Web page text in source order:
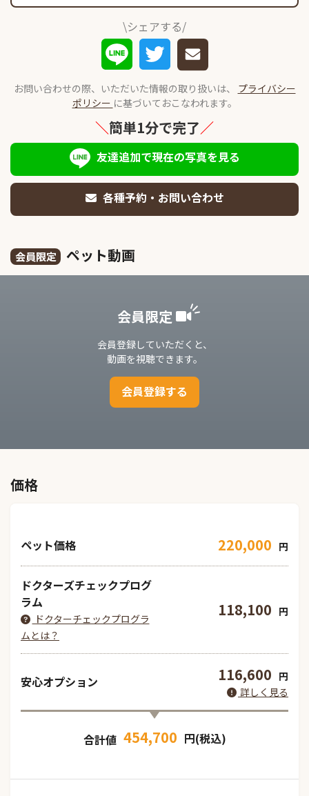
\シェアする/
お問い合わせの際、いただいた情報の取り扱いは、 プライバシー
ポリシー に基づいておこなわれます。
＼簡単1分で完了／
友達追加で現在の写真を見る
各種予約・お問い合わせ
会員限定 ペット動画
会員限定
会員登録していただくと、
動画を視聴できます。
会員登録する
価格
ペット価格 220,000 円
ドクターズチェックプログ
ラム
ドクターチェックプログラ
ムとは？
118,100 円
安心オプション 116,600 円
詳しく見る
合計値 454,700 円(税込)